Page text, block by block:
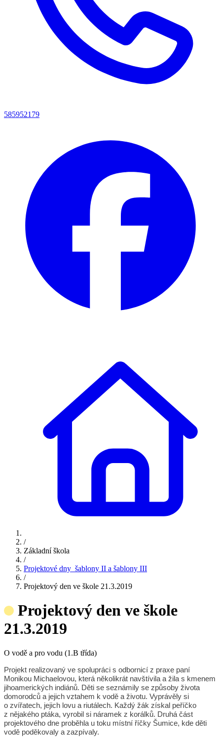
585952179
/
Základní škola
/
Projektové dny_šablony II a šablony III
/
Projektový den ve škole 21.3.2019
Projektový den ve škole
21.3.2019
O vodě a pro vodu (1.B třída)
Projekt realizovaný ve spolupráci s odbornicí z praxe paní
Monikou Michaelovou, která několikrát navštívila a žila s kmenem
jihoamerických indiánů. Děti se seznámily se způsoby života
domorodců a jejich vztahem k vodě a životu. Vyprávěly si
o zvířatech, jejich lovu a riutálech. Každý žák získal peříčko
z nějakého ptáka, vyrobil si náramek z korálků. Druhá část
projektového dne proběhla u toku místní říčky Šumice, kde děti
vodě poděkovaly a zazpívaly.